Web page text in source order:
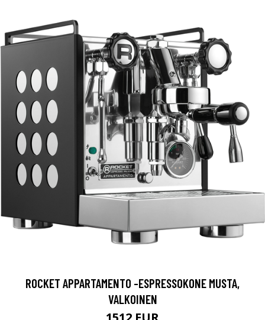
ROCKET APPARTAMENTO -ESPRESSOKONE MUSTA,
VALKOINEN